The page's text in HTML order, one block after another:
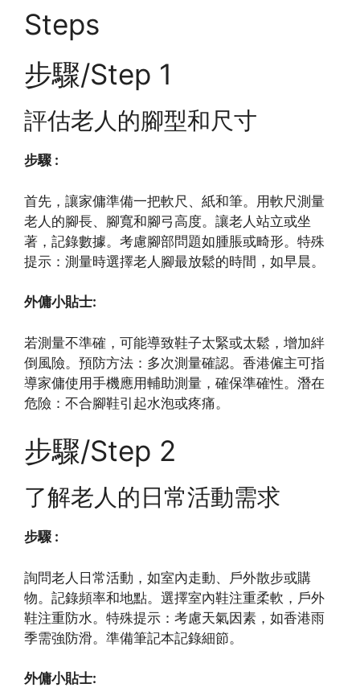
Steps
步驟/Step 1
評估老人的腳型和尺寸
步驟 :
首先，讓家傭準備一把軟尺、紙和筆。用軟尺測量
老人的腳長、腳寬和腳弓高度。讓老人站立或坐
著，記錄數據。考慮腳部問題如腫脹或畸形。特殊
提示：測量時選擇老人腳最放鬆的時間，如早晨。
外傭小貼士:
若測量不準確，可能導致鞋子太緊或太鬆，增加絆
倒風險。預防方法：多次測量確認。香港僱主可指
導家傭使用手機應用輔助測量，確保準確性。潛在
危險：不合腳鞋引起水泡或疼痛。
步驟/Step 2
了解老人的日常活動需求
步驟 :
詢問老人日常活動，如室內走動、戶外散步或購
物。記錄頻率和地點。選擇室內鞋注重柔軟，戶外
鞋注重防水。特殊提示：考慮天氣因素，如香港雨
季需強防滑。準備筆記本記錄細節。
外傭小貼士: